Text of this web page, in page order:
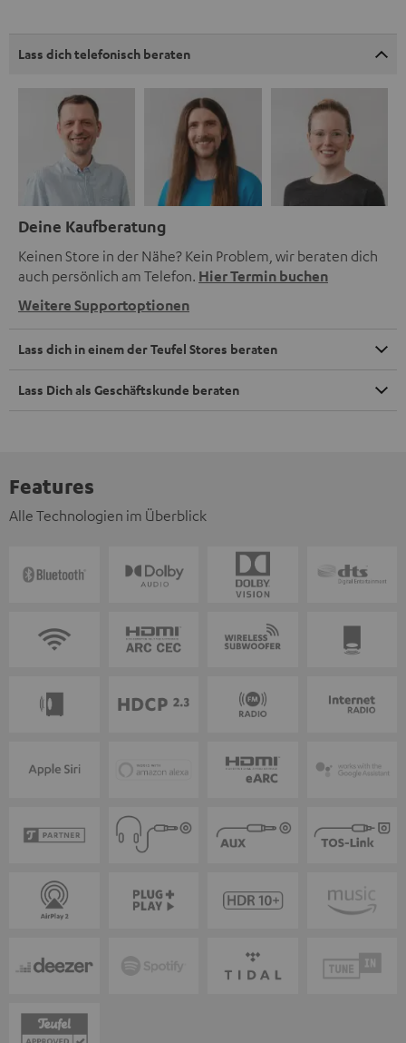
Lass dich telefonisch beraten
Deine Kaufberatung
Keinen Store in der Nähe? Kein Problem, wir beraten dich
auch persönlich am Telefon. Hier Termin buchen
Weitere Supportoptionen
Lass dich in einem der Teufel Stores beraten
Lass Dich als Geschäftskunde beraten
Features
Alle Technologien im Überblick